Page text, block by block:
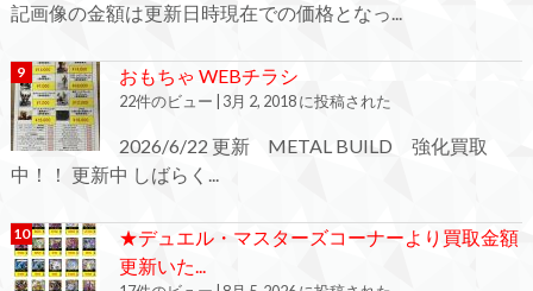
記画像の金額は更新日時現在での価格となっ...
おもちゃ WEBチラシ
22件のビュー 3月 2, 2018 に投稿された
2026/6/22 更新 METAL BUILD 強化買取
中！！ 更新中 しばらく...
★デュエル・マスターズコーナーより買取金額
更新いた...